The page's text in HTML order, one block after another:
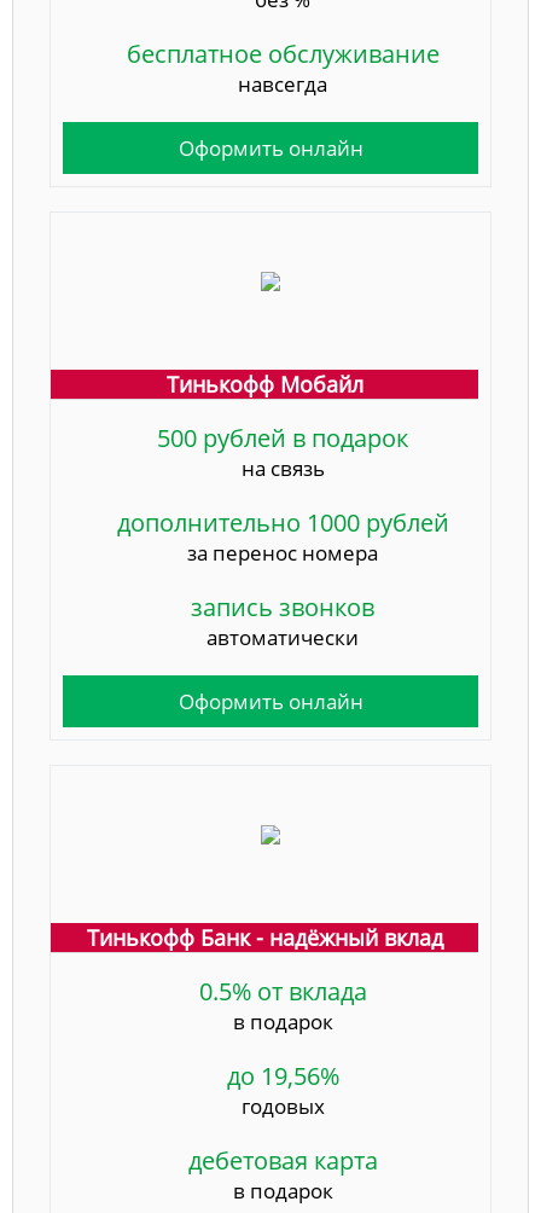
бесплатное обслуживание
навсегда
Оформить онлайн
Тинькофф Мобайл
500 рублей в подарок
на связь
дополнительно 1000 рублей
за перенос номера
запись звонков
автоматически
Оформить онлайн
Тинькофф Банк - надёжный вклад
0.5% от вклада
в подарок
до 19,56%
годовых
дебетовая карта
в подарок